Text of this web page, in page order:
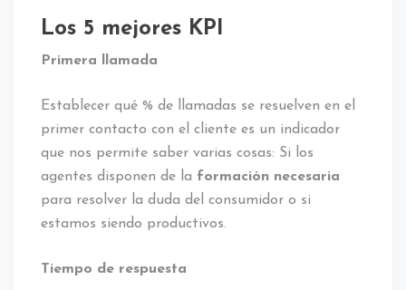
Los 5 mejores KPI
Primera llamada
Establecer qué % de llamadas se resuelven en el
primer contacto con el cliente es un indicador
que nos permite saber varias cosas: Si los
agentes disponen de la formación necesaria
para resolver la duda del consumidor o si
estamos siendo productivos.
Tiempo de respuesta